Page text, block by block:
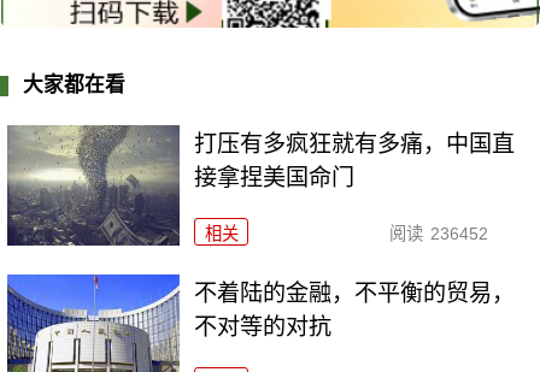
大家都在看
打压有多疯狂就有多痛，中国直
接拿捏美国命门
相关 阅读 236452
不着陆的金融，不平衡的贸易，
不对等的对抗